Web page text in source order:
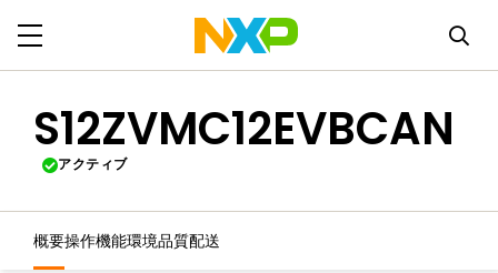
S12ZVMC12EVBCAN
アクティブ
概要操作機能環境品質配送